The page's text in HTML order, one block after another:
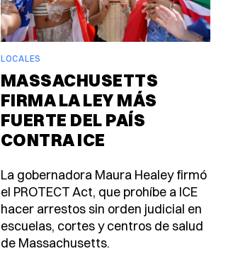
LOCALES
MASSACHUSETTS
FIRMA LA LEY MÁS
FUERTE DEL PAÍS
CONTRA ICE
La gobernadora Maura Healey firmó
el PROTECT Act, que prohíbe a ICE
hacer arrestos sin orden judicial en
escuelas, cortes y centros de salud
de Massachusetts.